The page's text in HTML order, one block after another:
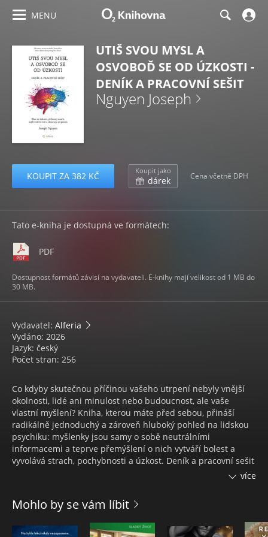
MENU
UTIŠ SVOU MYSL A
OSVOBOĎ SE OD ÚZKOSTI -
DENÍK A PRACOVNÍ SEŠIT
Nguyen Joseph
KOUPIT ZA 382 KČ Koupit jako
dárek Cena včetně DPH
Tato e-kniha je dostupná ve formátech:
PDF
Dostupnost formátů závisí na vydavateli. E-knihy mají velikost od 1 MB do
30 MB.
Vydavatel: Alferia
Vydáno: 2026
Jazyk: český
Počet stran: 256
Co kdyby skutečnou příčinou vašeho utrpení nebyly vnější
okolnosti, lidé ani minulost nebo budoucnost, ale vaše
vlastní myšlení? Kniha, kterou máte před sebou, přináší
radikálně jednoduchý a zároveň hluboký pohled na lidskou
psychiku: myšlenky jsou samy o sobě neutrálními
informacemi a teprve přemýšlení o nich vytváří bolest a
vyvolává strach, pochybnosti a úzkost. Deník a pracovní sešit
Utiš svou mysl a osvoboď se od úzkosti nabízí srozumitelné a
průvodcem pro každého, kdo se cítí zahlcen tlakem, stresem
či nároky současné doby a hledá jednoduchou, ale účinnou
cestu k osvobození se od mentální bolesti.
více
Mohlo by se vám líbit